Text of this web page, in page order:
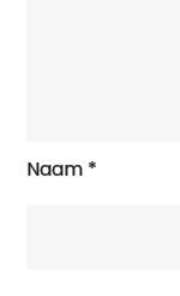
Naam *